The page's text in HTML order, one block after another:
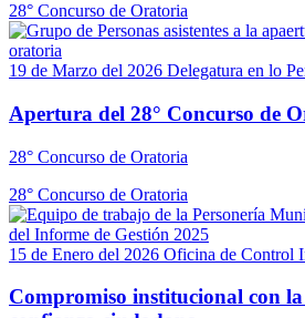
28° Concurso de Oratoria
19 de Marzo del 2026 Delegatura en lo
Apertura del 28° Concurso de
28° Concurso de Oratoria
28° Concurso de Oratoria
15 de Enero del 2026 Oficina de Control
Compromiso institucional con